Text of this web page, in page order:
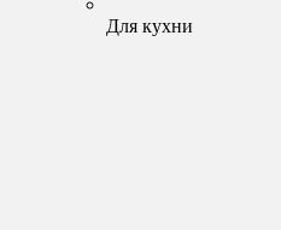
Для кухни